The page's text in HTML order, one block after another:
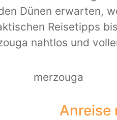
Dünen erwarten,
Reisetipps
nahtlos und
Anreise